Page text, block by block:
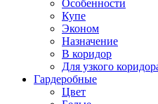
Особенности
Купе
Эконом
Назначение
В коридор
Для узкого
Гардеробные
Цвет